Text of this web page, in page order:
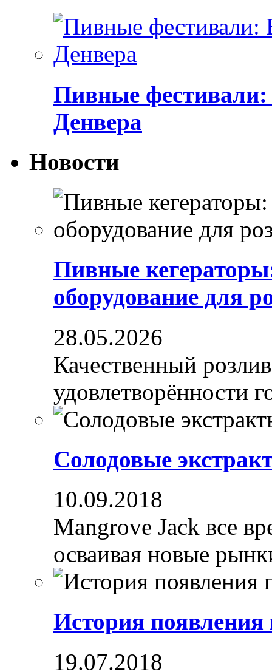
Пивные фестивали:
Денвера
Новости
Пивные
оборудование для
28.05.2026
Качественный
удовлетворённости
Солодовые
10.09.2018
Mangrove Jack все
осваивая новые
История появления
19.07.2018